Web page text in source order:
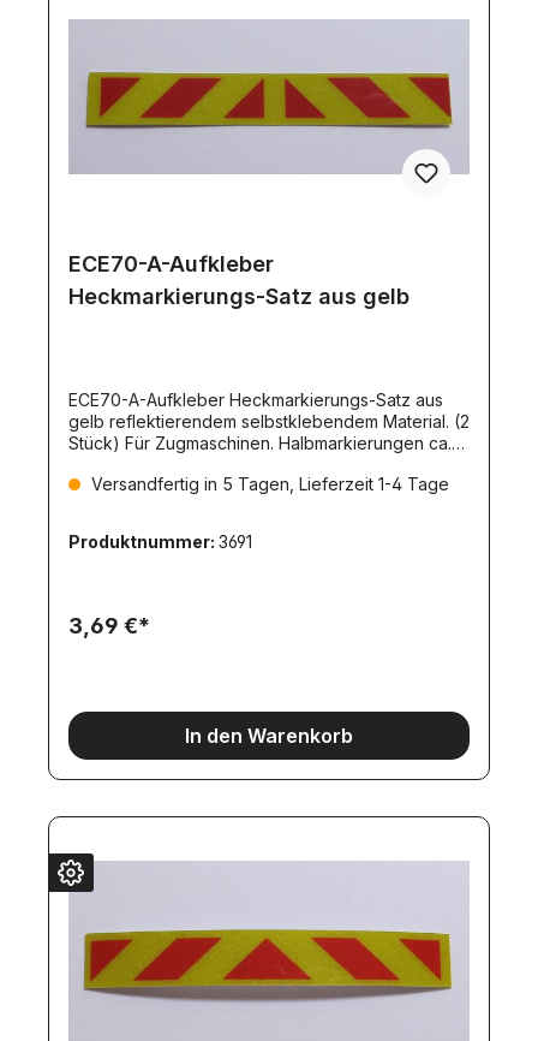
ECE70-A-Aufkleber
Heckmarkierungs-Satz aus gelb
ECE70-A-Aufkleber Heckmarkierungs-Satz aus
gelb reflektierendem selbstklebendem Material. (2
Stück) Für Zugmaschinen. Halbmarkierungen ca.
Versandfertig in 5 Tagen, Lieferzeit 1-4 Tage
Produktnummer: 3691
3,69 €*
In den Warenkorb